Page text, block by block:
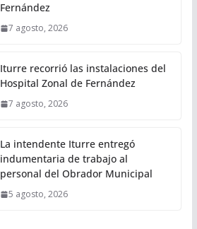
Fernández
7 agosto, 2026
Iturre recorrió las instalaciones del
Hospital Zonal de Fernández
7 agosto, 2026
La intendente Iturre entregó
indumentaria de trabajo al
personal del Obrador Municipal
5 agosto, 2026